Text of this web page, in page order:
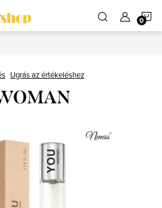
Ugrás az értékeléshez